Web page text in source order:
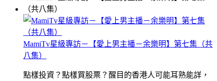
MamiTv星級專訪－【愛上男主播－余樂明】第七集（共
八集）
點樣投資？點樣買股票？醒目的香港人可能耳熟能詳，